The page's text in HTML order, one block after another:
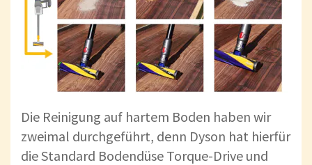
Die Reinigung auf hartem Boden haben wir
zweimal durchgeführt, denn Dyson hat hierfür
die Standard Bodendüse Torque-Drive und